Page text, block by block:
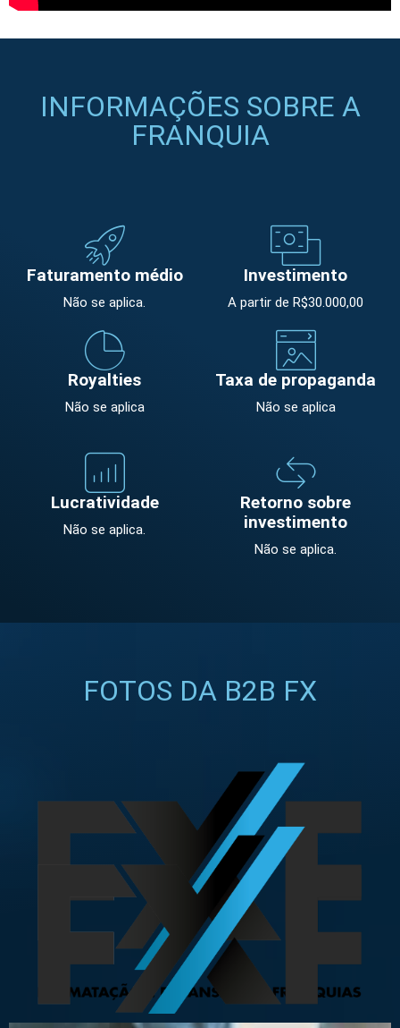
INFORMAÇÕES SOBRE A
FRANQUIA
Faturamento médio
Não se aplica.
Investimento
A partir de R$30.000,00
Royalties
Não se aplica
Taxa de propaganda
Não se aplica
Lucratividade
Não se aplica.
Retorno sobre
investimento
Não se aplica.
FOTOS DA B2B FX